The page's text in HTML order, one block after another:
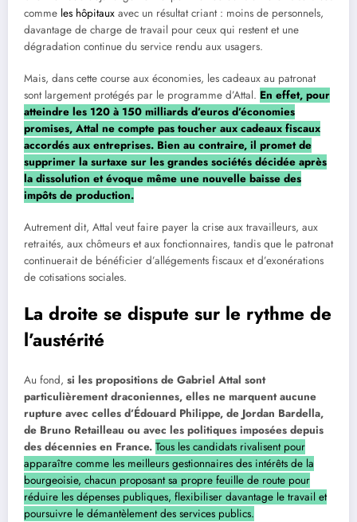
comme les hôpitaux avec un résultat criant : moins de personnels,
davantage de charge de travail pour ceux qui restent et une
dégradation continue du service rendu aux usagers.
Mais, dans cette course aux économies, les cadeaux au patronat
sont largement protégés par le programme d’Attal. En effet, pour
atteindre les 120 à 150 milliards d’euros d’économies
promises, Attal ne compte pas toucher aux cadeaux fiscaux
accordés aux entreprises. Bien au contraire, il promet de
supprimer la surtaxe sur les grandes sociétés décidée après
la dissolution et évoque même une nouvelle baisse des
impôts de production.
Autrement dit, Attal veut faire payer la crise aux travailleurs, aux
retraités, aux chômeurs et aux fonctionnaires, tandis que le patronat
continuerait de bénéficier d’allégements fiscaux et d’exonérations
de cotisations sociales.
La droite se dispute sur le rythme de
l’austérité
Au fond, si les propositions de Gabriel Attal sont
particulièrement draconiennes, elles ne marquent aucune
rupture avec celles d’Édouard Philippe, de Jordan Bardella,
de Bruno Retailleau ou avec les politiques imposées depuis
des décennies en France. Tous les candidats rivalisent pour
apparaître comme les meilleurs gestionnaires des intérêts de la
bourgeoisie, chacun proposant sa propre feuille de route pour
réduire les dépenses publiques, flexibiliser davantage le travail et
poursuivre le démantèlement des services publics.